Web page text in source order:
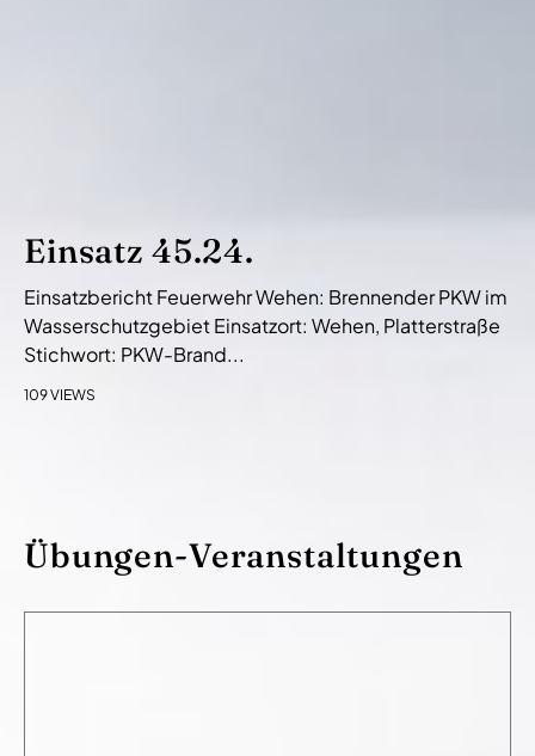
Einsatz 45.24.
Einsatzbericht Feuerwehr Wehen: Brennender PKW im
Wasserschutzgebiet Einsatzort: Wehen, Platterstraße
Stichwort: PKW-Brand...
109 VIEWS
Übungen-Veranstaltungen